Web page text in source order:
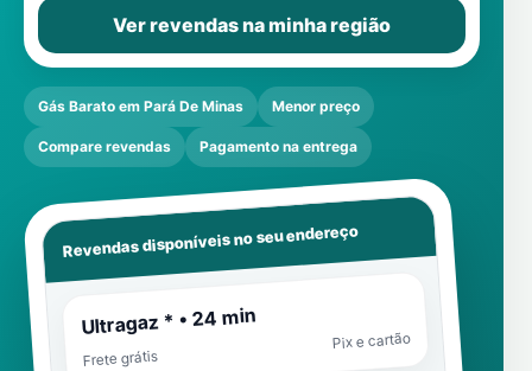
Ver revendas na minha região
Gás Barato em Pará De Minas Menor preço
Compare revendas Pagamento na entrega
Revendas disponíveis no seu endereço
Ultragaz * • 24 min
Frete grátis
Pix e cartão